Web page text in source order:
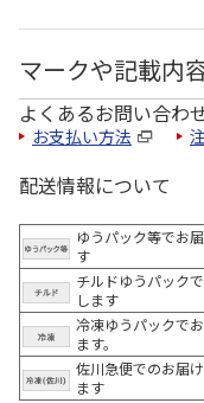
マークや記載内
よくあるお問い合わ
お支払い方法
配送情報について
ゆうパック等でお
す
チルドゆうパック
します
冷凍ゆうパックで
ます。
佐川急便でのお届
ます